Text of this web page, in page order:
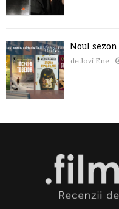
Noul
de Jovi Ene